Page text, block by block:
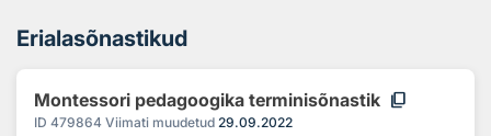
Erialasõnastikud
Montessori pedagoogika terminisõnastik content_copy
ID 479864 Viimati muudetud 29.09.2022